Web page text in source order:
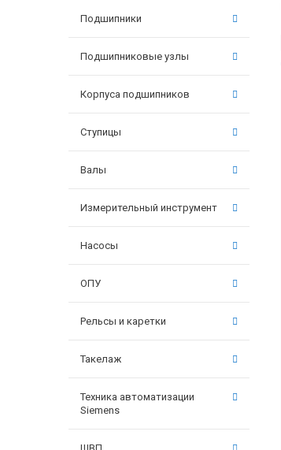
Подшипники
Подшипниковые узлы
Корпуса подшипников
Ступицы
Валы
Измерительный инструмент
Насосы
ОПУ
Рельсы и каретки
Такелаж
Техника автоматизации
Siemens